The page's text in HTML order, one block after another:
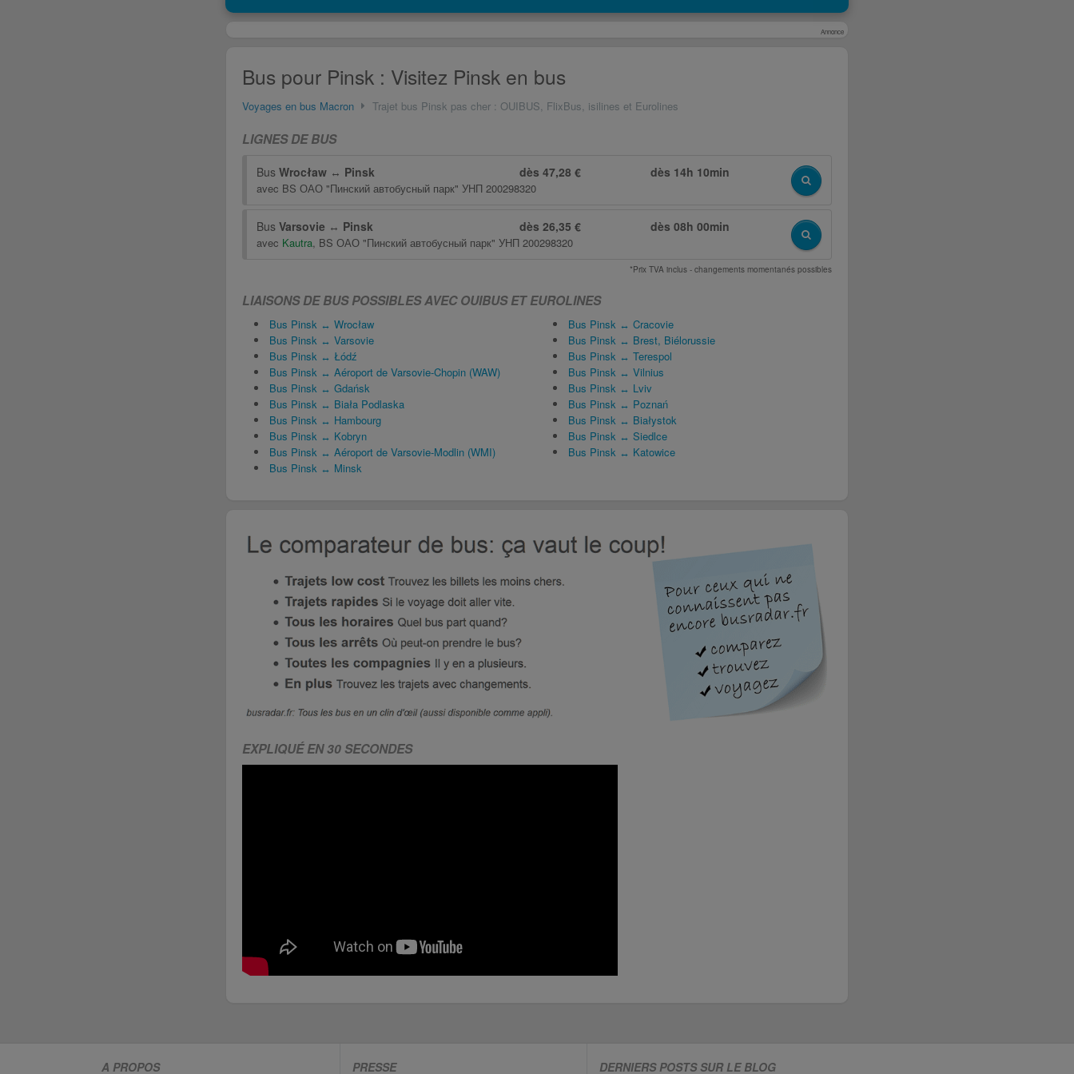
Annonce
Bus pour Pinsk : Visitez Pinsk en bus
Voyages en bus Macron Trajet bus Pinsk pas cher : OUIBUS, FlixBus, isilines et Eurolines
LIGNES DE BUS
Bus Wrocław ↔ Pinsk dès 47,28 € dès 14h 10min
avec BS ОАО "Пинский автобусный парк" УНП 200298320
Bus Varsovie ↔ Pinsk dès 26,35 € dès 08h 00min
avec Kautra, BS ОАО "Пинский автобусный парк" УНП 200298320
*Prix TVA inclus - changements momentanés possibles
LIAISONS DE BUS POSSIBLES AVEC OUIBUS ET EUROLINES
Bus Pinsk ↔ Wrocław
Bus Pinsk ↔ Varsovie
Bus Pinsk ↔ Łódź
Bus Pinsk ↔ Aéroport de Varsovie-Chopin (WAW)
Bus Pinsk ↔ Gdańsk
Bus Pinsk ↔ Biała Podlaska
Bus Pinsk ↔ Hambourg
Bus Pinsk ↔ Kobryn
Bus Pinsk ↔ Aéroport de Varsovie-Modlin (WMI)
Bus Pinsk ↔ Minsk
Bus Pinsk ↔ Cracovie
Bus Pinsk ↔ Brest, Biélorussie
Bus Pinsk ↔ Terespol
Bus Pinsk ↔ Vilnius
Bus Pinsk ↔ Lviv
Bus Pinsk ↔ Poznań
Bus Pinsk ↔ Białystok
Bus Pinsk ↔ Siedlce
Bus Pinsk ↔ Katowice
EXPLIQUÉ EN 30 SECONDES
A PROPOS PRESSE DERNIERS POSTS SUR LE BLOG